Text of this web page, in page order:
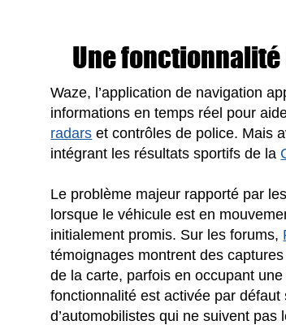
Une
Waze, l’application de navigation
informations en temps réel pour
radars et contrôles de police. Mais
intégrant les résultats sportifs de la
Le problème majeur rapporté par
lorsque le véhicule est en
initialement promis. Sur les forums,
témoignages montrent des
de la carte, parfois en occupant
fonctionnalité est activée par
d’automobilistes qui ne suivent